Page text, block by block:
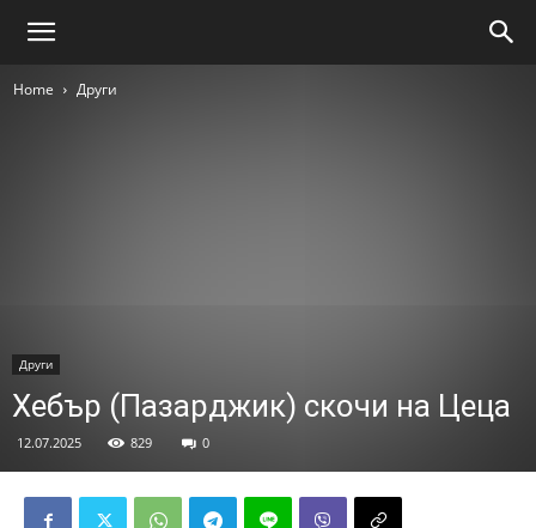
Home Други
Други
Хебър (Пазарджик) скочи на Цеца
12.07.2025 829 0